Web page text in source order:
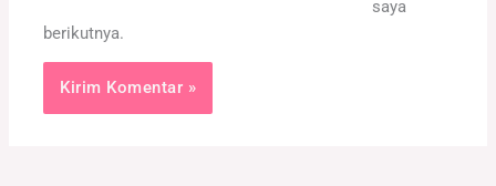
saya
berikutnya.